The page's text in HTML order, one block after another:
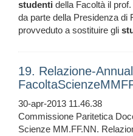
studenti della Facoltà il
da parte della Presidenza di
provveduto a sostituire gli
19. Relazione-
30-apr-2013 11.46.38
Commissione Paritetica
Scienze MM.FF.NN.